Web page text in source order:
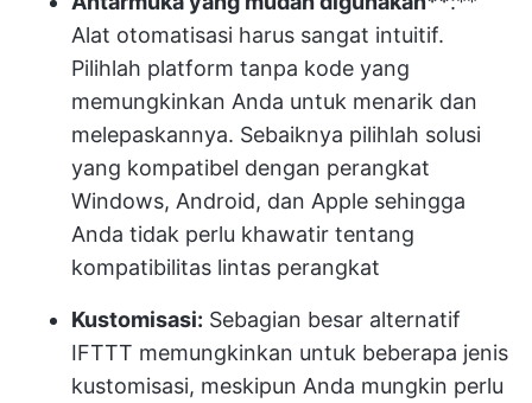
Alat otomatisasi harus sangat intuitif.
Pilihlah platform tanpa kode yang
memungkinkan Anda untuk menarik dan
melepaskannya. Sebaiknya pilihlah solusi
yang kompatibel dengan perangkat
Windows, Android, dan Apple sehingga
Anda tidak perlu khawatir tentang
kompatibilitas lintas perangkat
Kustomisasi: Sebagian besar alternatif
IFTTT memungkinkan untuk beberapa jenis
kustomisasi, meskipun Anda mungkin perlu